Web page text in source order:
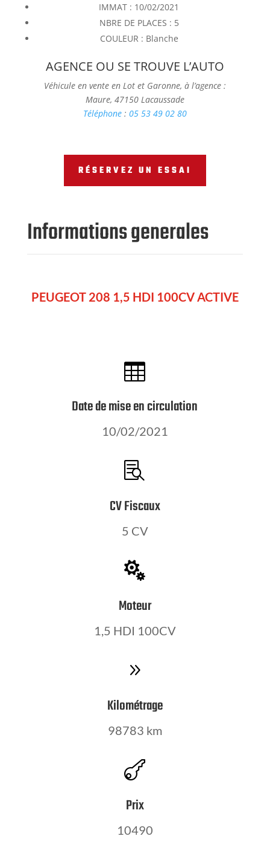
IMMAT : 10/02/2021
NBRE DE PLACES : 5
COULEUR : Blanche
AGENCE OU SE TROUVE L’AUTO
Véhicule en vente en Lot et Garonne, à l’agence :
Maure, 47150 Lacaussade
Téléphone: 05 53 49 02 80
RÉSERVEZ UN ESSAI
Informations generales
PEUGEOT 208 1,5 HDI 100CV ACTIVE

Date de mise en circulation
10/02/2021

CV Fiscaux
5 CV

Moteur
1,5 HDI 100CV
9
Kilométrage
98783 km

Prix
10490